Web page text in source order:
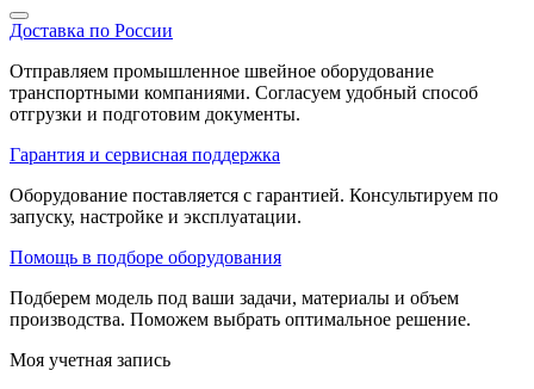
Доставка по России
Отправляем промышленное швейное оборудование
транспортными компаниями. Согласуем удобный способ
отгрузки и подготовим документы.
Гарантия и сервисная поддержка
Оборудование поставляется с гарантией. Консультируем по
запуску, настройке и эксплуатации.
Помощь в подборе оборудования
Подберем модель под ваши задачи, материалы и объем
производства. Поможем выбрать оптимальное решение.
Моя учетная запись